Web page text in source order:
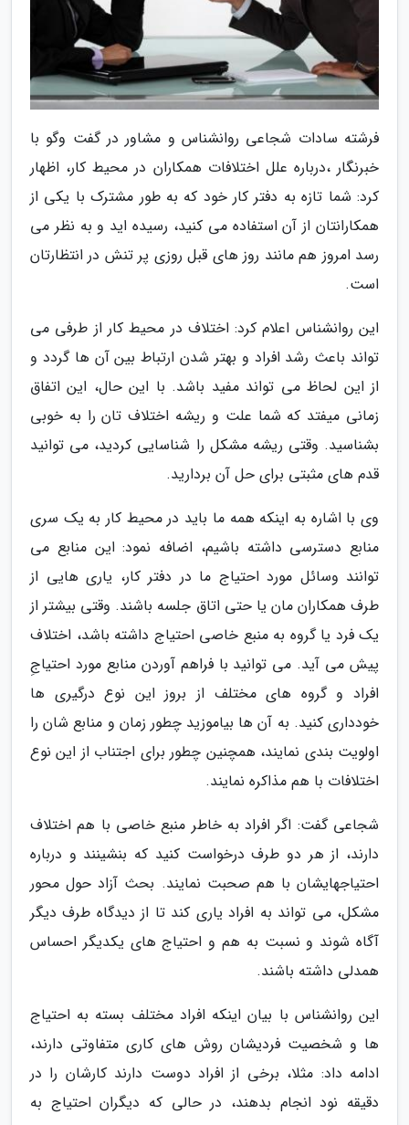
فرشته سادات شجاعی روانشناس و مشاور در گفت وگو با
خبرنگار ،درباره علل اختلافات همکاران در محیط کار، اظهار
کرد: شما تازه به دفتر کار خود که به طور مشترک با یکی از
همکارانتان از آن استفاده می کنید، رسیده اید و به نظر می
رسد امروز هم مانند روز های قبل روزی پر تنش در انتظارتان
است.
این روانشناس اعلام کرد: اختلاف در محیط کار از طرفی می
تواند باعث رشد افراد و بهتر شدن ارتباط بین آن ها گردد و
از این لحاظ می تواند مفید باشد. با این حال، این اتفاق
زمانی میفتد که شما علت و ریشه اختلاف تان را به خوبی
بشناسید. وقتی ریشه مشکل را شناسایی کردید، می توانید
قدم های مثبتی برای حل آن بردارید.
وی با اشاره به اینکه همه ما باید در محیط کار به یک سری
منابع دسترسی داشته باشیم، اضافه نمود: این منابع می
توانند وسائل مورد احتیاج ما در دفتر کار، یاری هایی از
طرف همکاران مان یا حتی اتاق جلسه باشند. وقتی بیشتر از
یک فرد یا گروه به منبع خاصی احتیاج داشته باشد، اختلاف
پیش می آید. می توانید با فراهم آوردن منابع مورد احتیاجِ
افراد و گروه های مختلف از بروز این نوع درگیری ها
خودداری کنید. به آن ها بیاموزید چطور زمان و منابع شان را
اولویت بندی نمایند، همچنین چطور برای اجتناب از این نوع
اختلافات با هم مذاکره نمایند.
شجاعی گفت: اگر افراد به خاطر منبع خاصی با هم اختلاف
دارند، از هر دو طرف درخواست کنید که بنشینند و درباره
احتیاجهایشان با هم صحبت نمایند. بحث آزاد حول محور
مشکل، می تواند به افراد یاری کند تا از دیدگاه طرف دیگر
آگاه شوند و نسبت به هم و احتیاج های یکدیگر احساس
همدلی داشته باشند.
این روانشناس با بیان اینکه افراد مختلف بسته به احتیاج
ها و شخصیت فردیشان روش های کاری متفاوتی دارند،
ادامه داد: مثلا، برخی از افراد دوست دارند کارشان را در
دقیقه نود انجام بدهند، در حالی که دیگران احتیاج به